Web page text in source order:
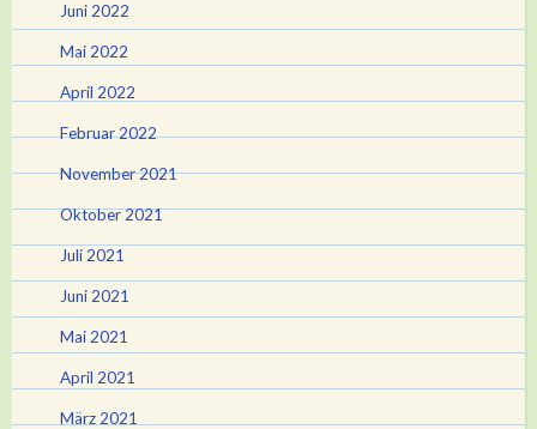
Juni 2022
Mai 2022
April 2022
Februar 2022
November 2021
Oktober 2021
Juli 2021
Juni 2021
Mai 2021
April 2021
März 2021